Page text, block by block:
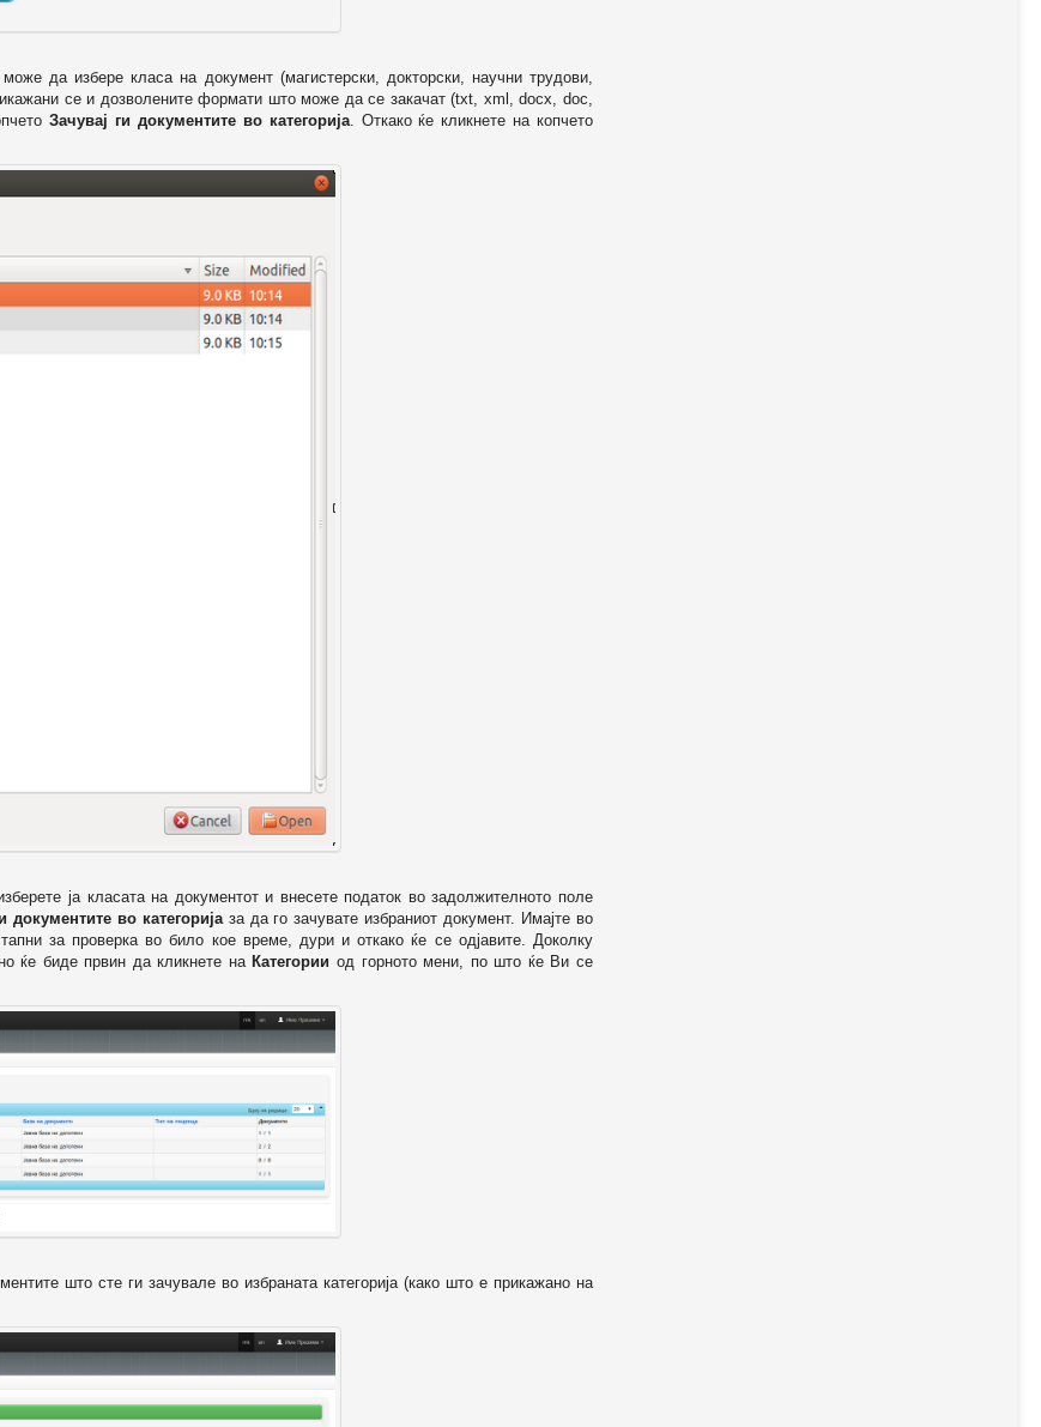
да избере класа на документ (магистерски, докторски, научни трудови,
се и дозволените формати што може да се закачат (txt, xml, docx, doc,
Зачувај ги документите во категорија. Откако ќе кликнете на копчето
ја класата на документот и внесете податок во задолжителното поле
документите во категоријаза да го зачувате избраниот документ. Имајте во
за проверка во било кое време, дури и откако ќе се одјавите. Доколку
ќе биде првин да кликнете на Категории од горното мени, по што ќе Ви се
што сте ги зачувале во избраната категорија (како што е прикажано на